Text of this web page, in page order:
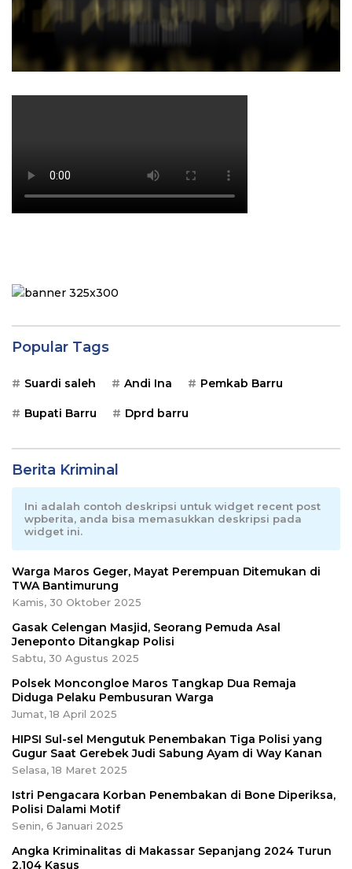
Popular Tags
Suardi saleh Andi Ina Pemkab Barru
Bupati Barru Dprd barru
Berita Kriminal
Ini adalah contoh deskripsi untuk widget recent post
wpberita, anda bisa memasukkan deskripsi pada
widget ini.
Warga Maros Geger, Mayat Perempuan Ditemukan di
TWA Bantimurung
Kamis, 30 Oktober 2025
Gasak Celengan Masjid, Seorang Pemuda Asal
Jeneponto Ditangkap Polisi
Sabtu, 30 Agustus 2025
Polsek Moncongloe Maros Tangkap Dua Remaja
Diduga Pelaku Pembusuran Warga
Jumat, 18 April 2025
HIPSI Sul-sel Mengutuk Penembakan Tiga Polisi yang
Gugur Saat Gerebek Judi Sabung Ayam di Way Kanan
Selasa, 18 Maret 2025
Istri Pengacara Korban Penembakan di Bone Diperiksa,
Polisi Dalami Motif
Senin, 6 Januari 2025
Angka Kriminalitas di Makassar Sepanjang 2024 Turun
2.104 Kasus